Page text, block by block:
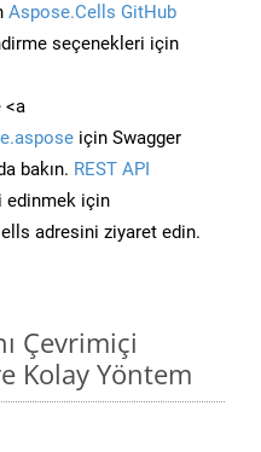
Aspose.Cells GitHub
seçenekleri için
<a
için Swagger
bakın. REST API
edinmek için
adresini ziyaret edin.
Çevrimiçi
Kolay Yöntem